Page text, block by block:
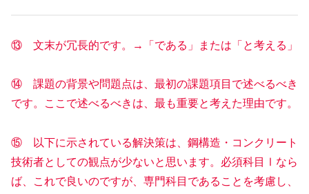
⑬ 文末が冗長的です。→「である」または「と考える」
⑭ 課題の背景や問題点は、最初の課題項目で述べるべき
です。ここで述べるべきは、最も重要と考えた理由です。
⑮ 以下に示されている解決策は、鋼構造・コンクリート
技術者としての観点が少ないと思います。必須科目Ⅰなら
ば、これで良いのですが、専門科目であることを考慮し、